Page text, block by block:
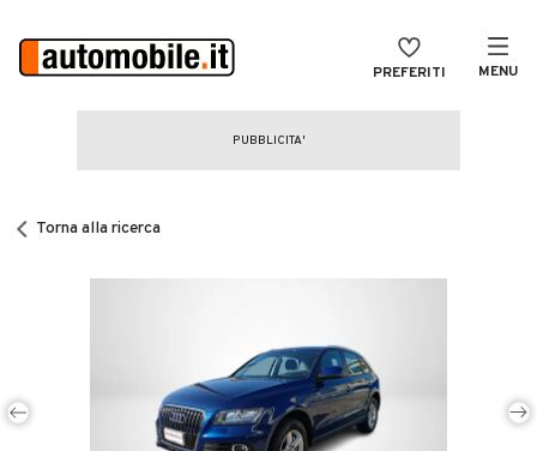
PREFERITI MENU
CERCA
Noleggio a lungo termine
Auto d'epoca
Torna alla ricerca